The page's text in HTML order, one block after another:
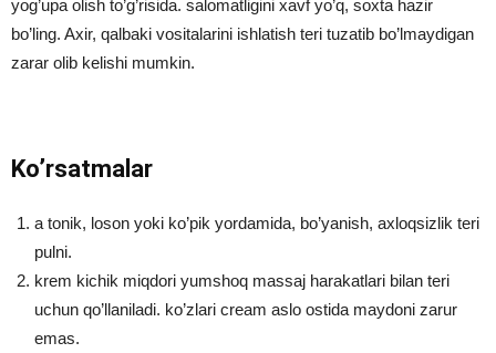
yog’upa olish to’g’risida. salomatligini xavf yo’q, soxta hazir
bo’ling. Axir, qalbaki vositalarini ishlatish teri tuzatib bo’lmaydigan
zarar olib kelishi mumkin.
Ko’rsatmalar
a tonik, loson yoki ko’pik yordamida, bo’yanish, axloqsizlik teri
pulni.
krem kichik miqdori yumshoq massaj harakatlari bilan teri
uchun qo’llaniladi. ko’zlari cream aslo ostida maydoni zarur
emas.